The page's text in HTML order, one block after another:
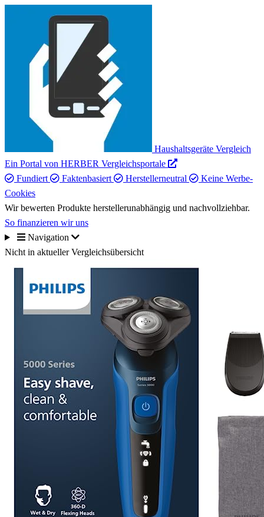
Haushaltsgeräte Vergleich
Ein Portal von HERBER Vergleichsportale
Fundiert
Faktenbasiert Herstellerneutral
Keine Werbe-
Cookies
Wir bewerten Produkte herstellerunabhängig und nachvollziehbar.
So finanzieren wir uns
Navigation
Nicht in aktueller Vergleichsübersicht